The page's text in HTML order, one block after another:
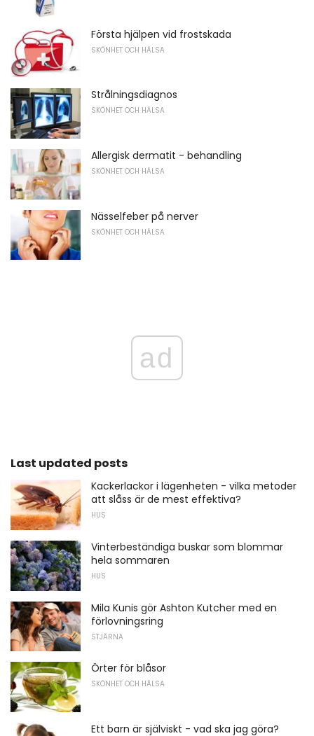
Första hjälpen vid frostskada
SKÖNHET OCH HÄLSA
Strålningsdiagnos
SKÖNHET OCH HÄLSA
Allergisk dermatit - behandling
SKÖNHET OCH HÄLSA
Nässelfeber på nerver
SKÖNHET OCH HÄLSA
ad
Last updated posts
Kackerlackor i lägenheten - vilka metoder
att slåss är de mest effektiva?
HUS
Vinterbeständiga buskar som blommar
hela sommaren
HUS
Mila Kunis gör Ashton Kutcher med en
förlovningsring
STJÄRNA
Örter för blåsor
SKÖNHET OCH HÄLSA
Ett barn är själviskt - vad ska jag göra?